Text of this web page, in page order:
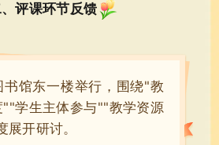
评课环节反馈
书馆东一楼举行，围绕"教
""学生主体参与""教学资源
开研讨。